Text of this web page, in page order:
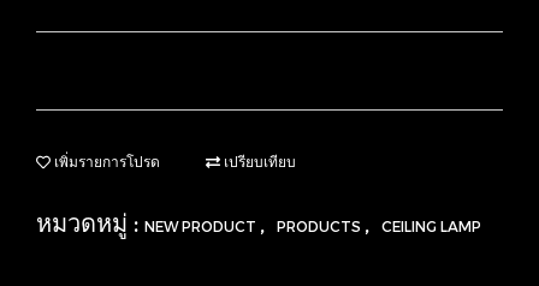
เพิ่มรายการโปรด เปรียบเทียบ
หมวดหมู่ : NEW PRODUCT , PRODUCTS , CEILING LAMP